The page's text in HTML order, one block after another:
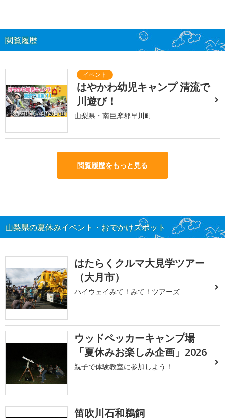
閲覧履歴
はやかわ幼児キャンプ 清流で
川遊び！
山梨県・南巨摩郡早川町
閲覧履歴をもっと見る
山梨県の夏休みイベント・おでかけスポット
はたらくクルマ大見学ツアー
（大月市）
ハイウェイみて！みて！ツアーズ
ウッドペッカーキャンプ場
「夏休みお楽しみ企画」2026
親子で体験教室に参加しよう！
笛吹川石和鵜飼